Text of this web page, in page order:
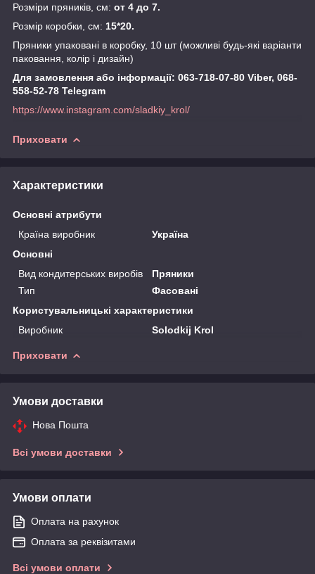
Розміри пряників, см: от 4 до 7.
Розмір коробки, см: 15*20.
Пряники упаковані в коробку, 10 шт (можливі будь-які варіанти
паковання, колір і дизайн)
Для замовлення або інформації: 063-718-07-80 Viber, 068-
558-52-78 Telegram
https://www.instagram.com/sladkiy_krol/
Приховати
Характеристики
Основні атрибути
Країна виробник
Україна
Основні
Вид кондитерських виробів
Пряники
Тип
Фасовані
Користувальницькі характеристики
Виробник
Solodkij Krol
Приховати
Умови доставки
Нова Пошта
Всі умови доставки
Умови оплати
Оплата на рахунок
Оплата за реквізитами
Всі умови оплати